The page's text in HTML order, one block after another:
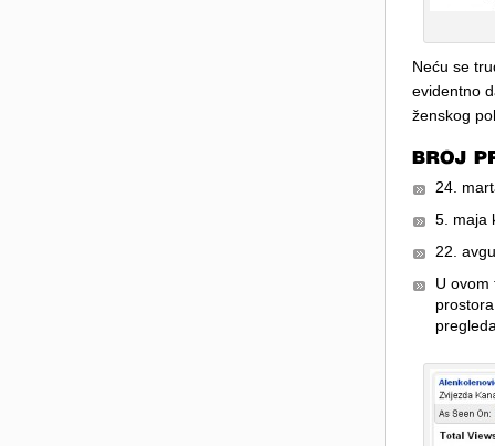
Neću se
evidentno
ženskog
24.
5. maja
22.
U